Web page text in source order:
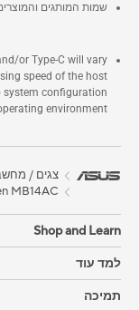
שמות המותגים
or Type-C will vary
speed of the host
system configuration
environment.
צגים /
MB14AC
Shop and Learn
למד עוד
תמיכה